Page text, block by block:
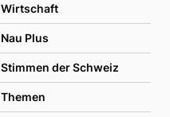
Wirtschaft
Nau Plus
Stimmen der Schweiz
Themen